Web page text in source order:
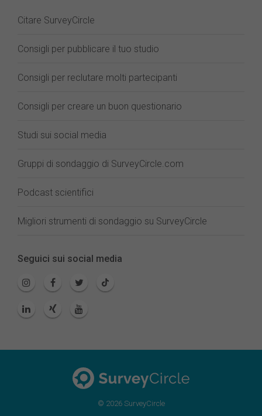
Citare SurveyCircle
Consigli per pubblicare il tuo studio
Consigli per reclutare molti partecipanti
Consigli per creare un buon questionario
Studi sui social media
Gruppi di sondaggio di SurveyCircle.com
Podcast scientifici
Migliori strumenti di sondaggio su SurveyCircle
Seguici sui social media
© 2026 SurveyCircle